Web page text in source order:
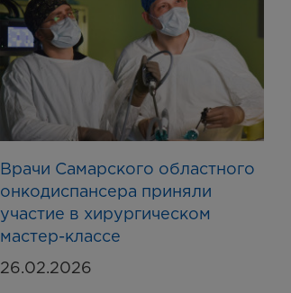
Врачи Самарского областного
онкодиспансера приняли
участие в хирургическом
мастер-классе
26.02.2026